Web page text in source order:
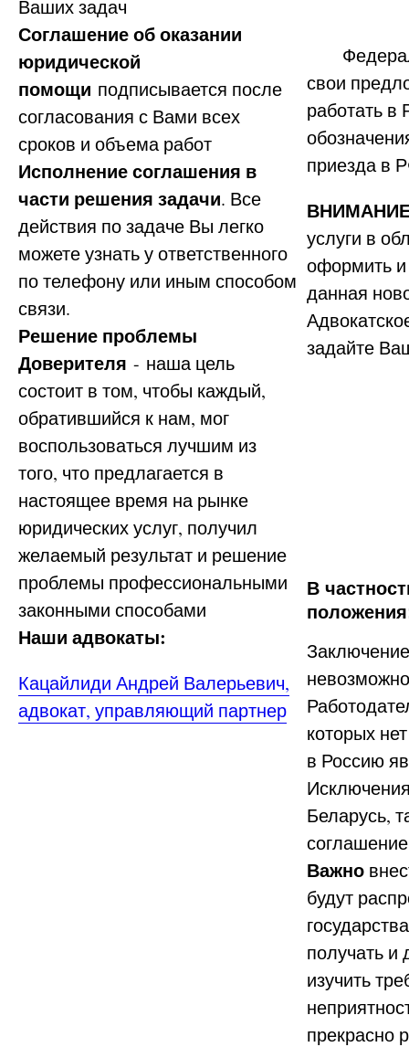
Ваших задач
Соглашение об оказании
юридической
помощи подписывается после
согласования с Вами всех
сроков и объема работ
Исполнение соглашения в
части решения задачи. Все
действия по задаче Вы легко
можете узнать у ответственного
по телефону или иным способом
связи.
Решение проблемы
Доверителя - наша цель
состоит в том, чтобы каждый,
обратившийся к нам, мог
воспользоваться лучшим из
того, что предлагается в
настоящее время на рынке
юридических услуг, получил
желаемый результат и решение
проблемы профессиональными
законными способами
Наши адвокаты:
Кацайлиди Андрей Валерьевич,
адвокат, управляющий партнер
свои
работать в
приезда в
услуги в
оформить
данная
задайте
В
которых
в Россию
Беларусь,
Важно
будут
получать и
изучить
прекрасно